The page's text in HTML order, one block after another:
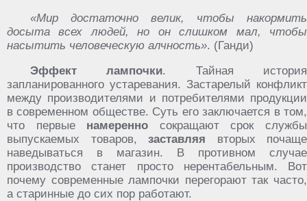
«Мир достаточно велик, чтобы накормить
досыта всех людей, но он слишком мал, чтобы
насытить человеческую алчность». (Ганди)
Эффект лампочки. Тайная история
запланированного устаревания. Застарелый конфликт
между производителями и потребителями продукции
в современном обществе. Суть его заключается в том,
что первые намеренно сокращают срок службы
выпускаемых товаров, заставляя вторых почаще
наведываться в магазин. В противном случае
производство станет просто нерентабельным. Вот
почему современные лампочки перегорают так часто,
а старинные до сих пор работают.